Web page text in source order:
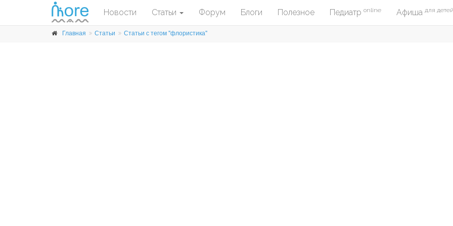
Новости Статьи Форум Блоги Полезное Педиатр online Афиша для детей
Главная Статьи Статьи с тегом "флористика"